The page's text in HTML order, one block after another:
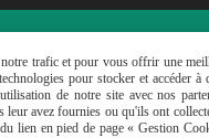
trafic et pour vous offrir une
pour stocker et accéder à
de notre site avec nos
avez fournies ou qu'ils ont
lien en pied de page « Gestion